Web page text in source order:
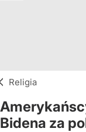
Religia
Bidena za